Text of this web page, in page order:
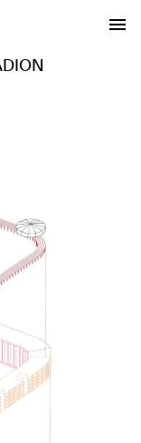
Next